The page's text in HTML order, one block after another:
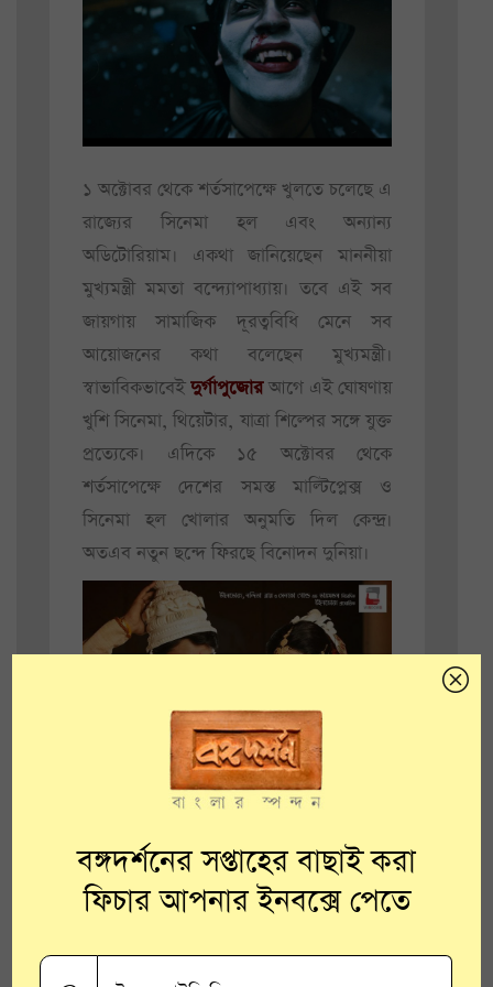
১ অক্টোবর থেকে শর্তসাপেক্ষে খুলতে চলেছে এ
রাজ্যের সিনেমা হল এবং অন্যান্য
অডিটোরিয়াম। একথা জানিয়েছেন মাননীয়া
মুখ্যমন্ত্রী মমতা বন্দ্যোপাধ্যায়। তবে এই সব
জায়গায় সামাজিক দূরত্ববিধি মেনে সব
আয়োজনের কথা বলেছেন মুখ্যমন্ত্রী।
স্বাভাবিকভাবেইদুর্গাপুজোরআগে এই ঘোষণায়
খুশি সিনেমা, থিয়েটার, যাত্রা শিল্পের সঙ্গে যুক্ত
প্রত্যেকে। এদিকে ১৫ অক্টোবর থেকে
শর্তসাপেক্ষে দেশের সমস্ত মাল্টিপ্লেক্স ও
সিনেমা হল খোলার অনুমতি দিল কেন্দ্র।
অতএব নতুন ছন্দে ফিরছে বিনোদন দুনিয়া।
ব্রহ্মা জানেন গোপন কম্মটি
বঙ্গদর্শনের সপ্তাহের বাছাই করা
ফিচার আপনার ইনবক্সে পেতে